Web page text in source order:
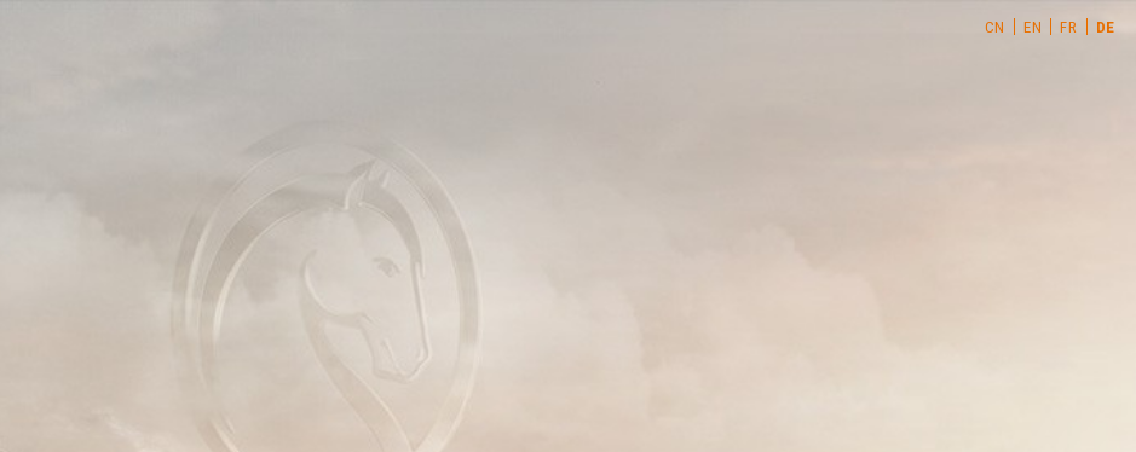
CN EN FR DE